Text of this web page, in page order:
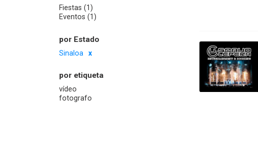
Fiestas (1)
Eventos (1)
por Estado
Sinaloa
por etiqueta
vídeo
fotografo